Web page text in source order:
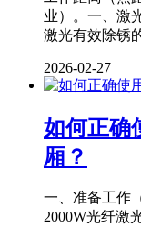
业）。一、激
激光有效除锈
2026-02-27
如何正确
厢？
一、准备工作
2000W光纤激